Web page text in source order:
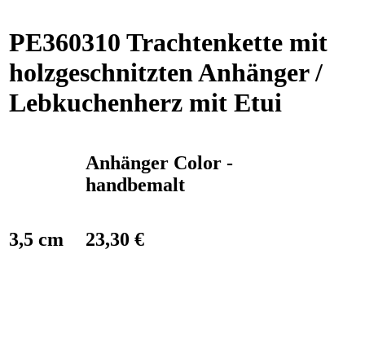
PE360310 Trachtenkette mit
holzgeschnitzten Anhänger /
Lebkuchenherz mit Etui
Anhänger Color -
handbemalt
3,5 cm 23,30 €